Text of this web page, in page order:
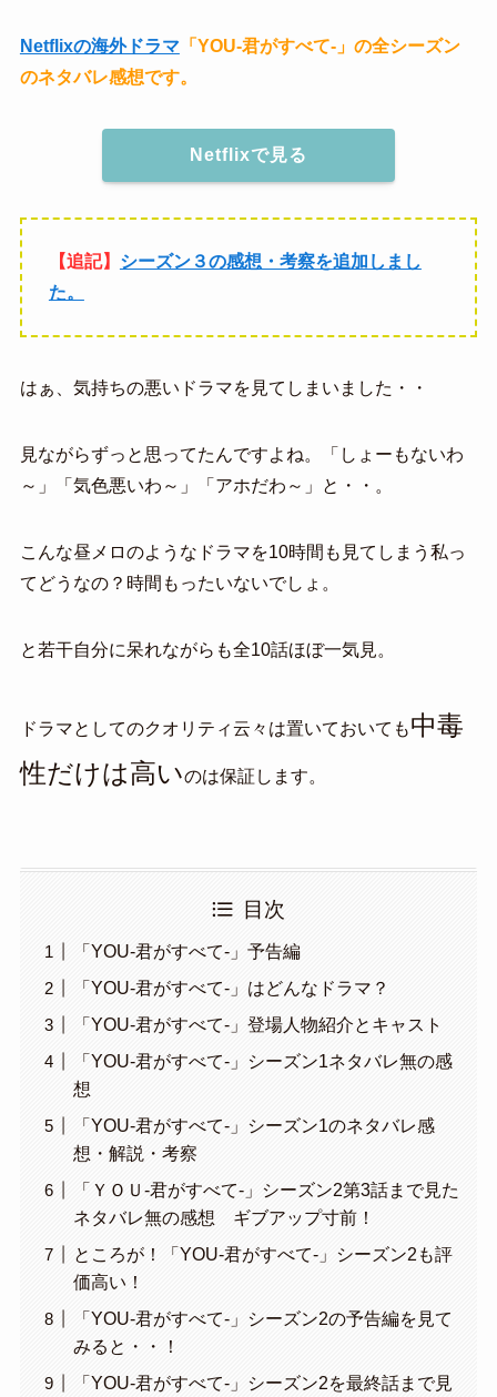
Netflixの海外ドラマ 「YOU-君がすべて-」の全シーズン
のネタバレ感想です。
Netflixで見る
【追記】 シーズン３の感想・考察を追加しまし
た。
はぁ、気持ちの悪いドラマを見てしまいました・・
見ながらずっと思ってたんですよね。「しょーもないわ
～」「気色悪いわ～」「アホだわ～」と・・。
こんな昼メロのようなドラマを10時間も見てしまう私っ
てどうなの？時間もったいないでしょ。
と若干自分に呆れながらも全10話ほぼ一気見。
ドラマとしてのクオリティ云々は置いておいても中毒
性だけは高いのは保証します。
目次
「YOU-君がすべて-」予告編
「YOU-君がすべて-」はどんなドラマ？
「YOU-君がすべて-」登場人物紹介とキャスト
「YOU-君がすべて-」シーズン1ネタバレ無の感
想
「YOU-君がすべて-」シーズン1のネタバレ感
想・解説・考察
「ＹＯＵ-君がすべて-」シーズン2第3話まで見た
ネタバレ無の感想 ギブアップ寸前！
ところが！「YOU-君がすべて-」シーズン2も評
価高い！
「YOU-君がすべて-」シーズン2の予告編を見て
みると・・！
「YOU-君がすべて-」シーズン2を最終話まで見